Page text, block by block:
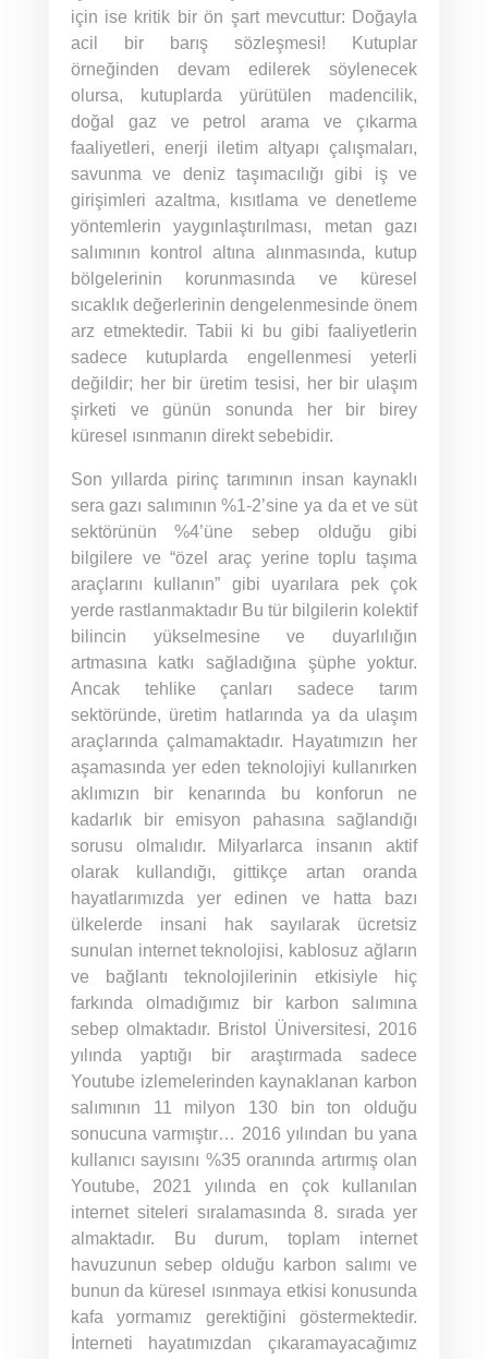
için ise kritik bir ön şart mevcuttur: Doğayla
acil bir barış sözleşmesi! Kutuplar
örneğinden devam edilerek söylenecek
olursa, kutuplarda yürütülen madencilik,
doğal gaz ve petrol arama ve çıkarma
faaliyetleri, enerji iletim altyapı çalışmaları,
savunma ve deniz taşımacılığı gibi iş ve
girişimleri azaltma, kısıtlama ve denetleme
yöntemlerin yaygınlaştırılması, metan gazı
salımının kontrol altına alınmasında, kutup
bölgelerinin korunmasında ve küresel
sıcaklık değerlerinin dengelenmesinde önem
arz etmektedir. Tabii ki bu gibi faaliyetlerin
sadece kutuplarda engellenmesi yeterli
değildir; her bir üretim tesisi, her bir ulaşım
şirketi ve günün sonunda her bir birey
küresel ısınmanın direkt sebebidir.
Son yıllarda pirinç tarımının insan kaynaklı
sera gazı salımının %1-2’sine ya da et ve süt
sektörünün %4’üne sebep olduğu gibi
bilgilere ve “özel araç yerine toplu taşıma
araçlarını kullanın” gibi uyarılara pek çok
yerde rastlanmaktadır Bu tür bilgilerin kolektif
bilincin yükselmesine ve duyarlılığın
artmasına katkı sağladığına şüphe yoktur.
Ancak tehlike çanları sadece tarım
sektöründe, üretim hatlarında ya da ulaşım
araçlarında çalmamaktadır. Hayatımızın her
aşamasında yer eden teknolojiyi kullanırken
aklımızın bir kenarında bu konforun ne
kadarlık bir emisyon pahasına sağlandığı
sorusu olmalıdır. Milyarlarca insanın aktif
olarak kullandığı, gittikçe artan oranda
hayatlarımızda yer edinen ve hatta bazı
ülkelerde insani hak sayılarak ücretsiz
sunulan internet teknolojisi, kablosuz ağların
ve bağlantı teknolojilerinin etkisiyle hiç
farkında olmadığımız bir karbon salımına
sebep olmaktadır. Bristol Üniversitesi, 2016
yılında yaptığı bir araştırmada sadece
Youtube izlemelerinden kaynaklanan karbon
salımının 11 milyon 130 bin ton olduğu
sonucuna varmıştır… 2016 yılından bu yana
kullanıcı sayısını %35 oranında artırmış olan
Youtube, 2021 yılında en çok kullanılan
internet siteleri sıralamasında 8. sırada yer
almaktadır. Bu durum, toplam internet
havuzunun sebep olduğu karbon salımı ve
bunun da küresel ısınmaya etkisi konusunda
kafa yormamız gerektiğini göstermektedir.
İnterneti hayatımızdan çıkaramayacağımız